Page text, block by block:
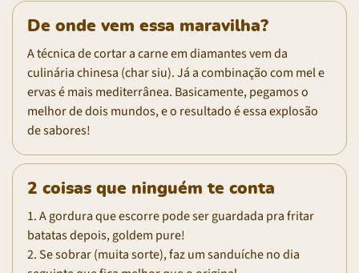
De onde vem essa maravilha?
A técnica de cortar a carne em diamantes vem da
culinária chinesa (char siu). Já a combinação com mel e
ervas é mais mediterrânea. Basicamente, pegamos o
melhor de dois mundos, e o resultado é essa explosão
de sabores!
2 coisas que ninguém te conta
1. A gordura que escorre pode ser guardada pra fritar
batatas depois, goldem pure!
2. Se sobrar (muita sorte), faz um sanduíche no dia